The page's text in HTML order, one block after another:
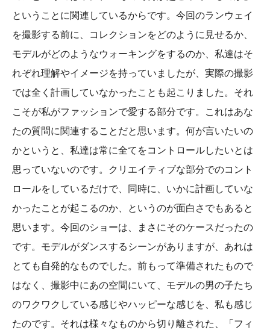
ということに関連しているからです。今回のランウェイ
を撮影する前に、コレクションをどのように見せるか、
モデルがどのようなウォーキングをするのか、私達はそ
れぞれ理解やイメージを持っていましたが、実際の撮影
では全く計画していなかったことも起こりました。それ
こそが私がファッションで愛する部分です。これはあな
たの質問に関連することだと思います。何が言いたいの
かというと、私達は常に全てをコントロールしたいとは
思っていないのです。クリエイティブな部分でのコント
ロールをしているだけで、同時に、いかに計画していな
かったことが起こるのか、というのが面白さでもあると
思います。今回のショーは、まさにそのケースだったの
です。モデルがダンスするシーンがありますが、あれは
とても自発的なものでした。前もって準備されたもので
はなく、撮影中にあの空間にいて、モデルの男の子たち
のワクワクしている感じやハッピーな感じを、私も感じ
たのです。それは様々なものから切り離された、「フィ